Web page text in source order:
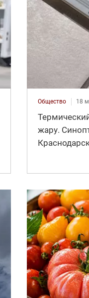
Общество 18
жару.